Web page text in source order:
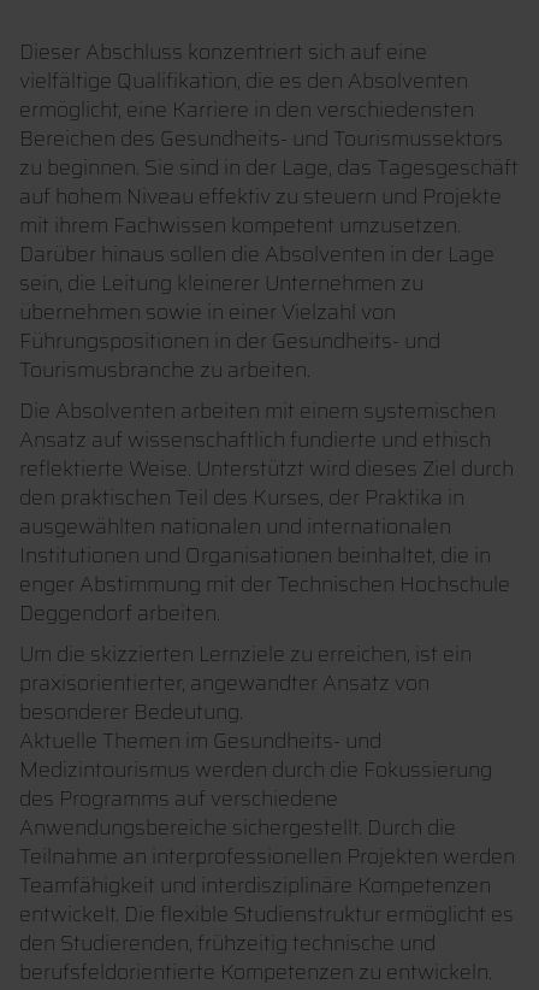
Dieser Abschluss konzentriert sich auf eine
vielfältige Qualifikation, die es den Absolventen
ermöglicht, eine Karriere in den verschiedensten
Bereichen des Gesundheits- und Tourismussektors
zu beginnen. Sie sind in der Lage, das Tagesgeschäft
auf hohem Niveau effektiv zu steuern und Projekte
mit ihrem Fachwissen kompetent umzusetzen.
Darüber hinaus sollen die Absolventen in der Lage
sein, die Leitung kleinerer Unternehmen zu
übernehmen sowie in einer Vielzahl von
Führungspositionen in der Gesundheits- und
Tourismusbranche zu arbeiten.
Die Absolventen arbeiten mit einem systemischen
Ansatz auf wissenschaftlich fundierte und ethisch
reflektierte Weise. Unterstützt wird dieses Ziel durch
den praktischen Teil des Kurses, der Praktika in
ausgewählten nationalen und internationalen
Institutionen und Organisationen beinhaltet, die in
enger Abstimmung mit der Technischen Hochschule
Deggendorf arbeiten.
Um die skizzierten Lernziele zu erreichen, ist ein
praxisorientierter, angewandter Ansatz von
besonderer Bedeutung.
Aktuelle Themen im Gesundheits- und
Medizintourismus werden durch die Fokussierung
des Programms auf verschiedene
Anwendungsbereiche sichergestellt. Durch die
Teilnahme an interprofessionellen Projekten werden
Teamfähigkeit und interdisziplinäre Kompetenzen
entwickelt. Die flexible Studienstruktur ermöglicht es
den Studierenden, frühzeitig technische und
berufsfeldorientierte Kompetenzen zu entwickeln.